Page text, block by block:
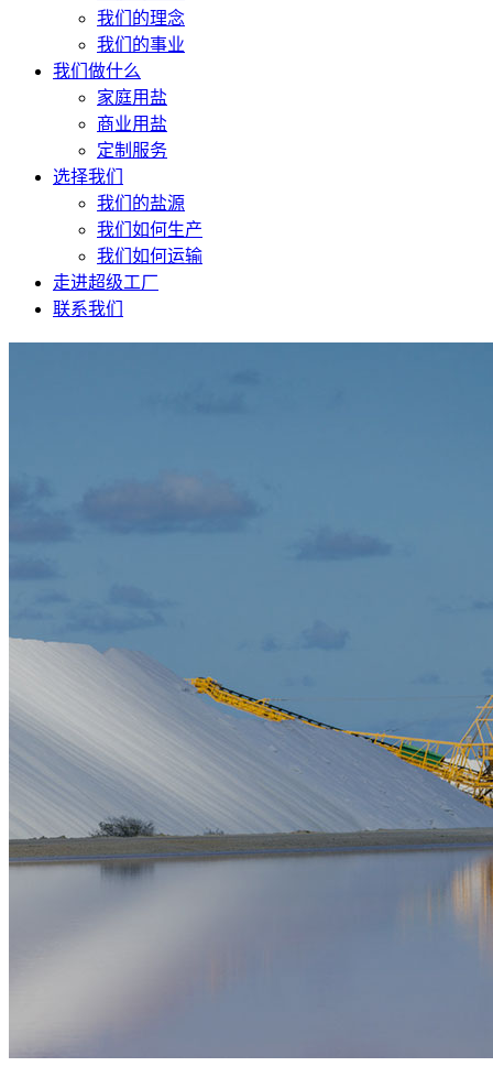
我们的理念
我们的事业
我们做什么
家庭用盐
商业用盐
定制服务
选择我们
我们的盐源
我们如何生产
我们如何运输
走进超级工厂
联系我们